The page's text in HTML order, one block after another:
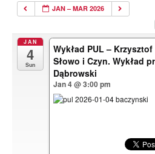
JAN – MAR 2026
JAN
4
Sun
Wykład PUL –
Słowo i Czyn. Wykład
Dąbrowski
Jan 4 @ 3:00 pm